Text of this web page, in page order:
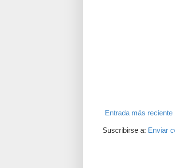
Entrada más reciente
Suscribirse a: Enviar